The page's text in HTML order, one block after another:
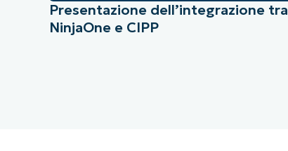
Presentazione dell’integrazione tra
NinjaOne e CIPP